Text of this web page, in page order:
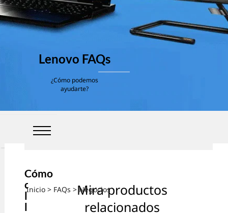
Inicio > FAQs > Negocios
Lenovo FAQs
¿Cómo podemos
ayudarte?
Cómo
comprar
la mejor
laptop al
Mira productos
relacionados